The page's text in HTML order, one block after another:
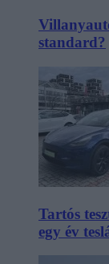
standard?
Tartós
egy év